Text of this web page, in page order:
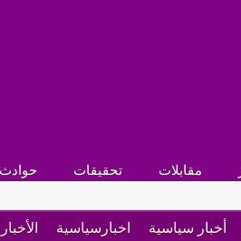
مقابلات تحقيقات حوادث
أخبار سياسية اخبارسياسية الأخبار